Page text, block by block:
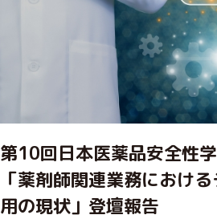
第10回日本医薬品安全性
「薬剤師関連業務におけ
用の現状」登壇報告